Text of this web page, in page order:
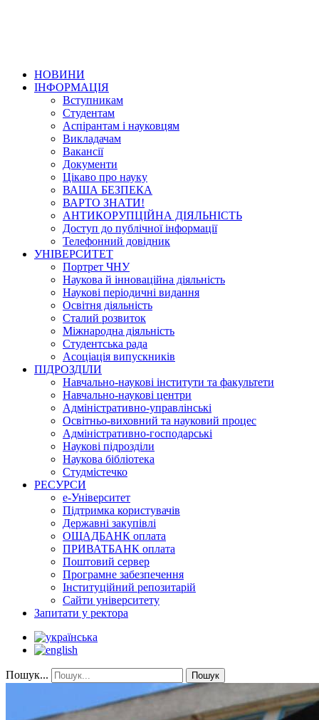
НОВИНИ
ІНФОРМАЦІЯ
Вступникам
Студентам
Аспірантам і науковцям
Викладачам
Вакансії
Документи
Цікаво про науку
ВАША БЕЗПЕКА
ВАРТО ЗНАТИ!
АНТИКОРУПЦІЙНА ДІЯЛЬНІСТЬ
Доступ до публічної інформації
Телефонний довідник
УНІВЕРСИТЕТ
Портрет ЧНУ
Наукова й інноваційна діяльність
Наукові періодичні видання
Освітня діяльність
Сталий розвиток
Міжнародна діяльність
Студентська рада
Асоціація випускників
ПІДРОЗДІЛИ
Навчально-наукові інститути та факультети
Навчально-наукові центри
Адміністративно-управлінські
Освітньо-виховний та науковий процес
Адміністративно-господарські
Наукові підрозділи
Наукова бібліотека
Студмістечко
РЕСУРСИ
е-Університет
Підтримка користувачів
Державні закупівлі
ОЩАДБАНК оплата
ПРИВАТБАНК оплата
Поштовий сервер
Програмне забезпечення
Інституційний репозитарій
Сайти університету
Запитати у ректора
Пошук... Пошук